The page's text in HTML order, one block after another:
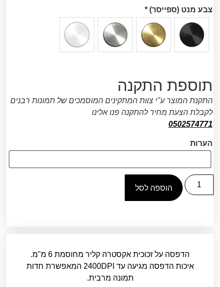
צבע מנט (ספייסר)*
תוספת התקנה
התקנת המוצר ע"י צוות המתקינים המוסמכים של תמונות רבנים
לקבלת הצעת מחיר להתקנה פנו אלינו
0502574771
הערות
הוספה לסל
הדפסה על זכוכית אקסטרה קליר מחוסמת 6 מ"מ.
איכות הדפסה מגיעה עד 2400DPI המאפשרת חדות
תמונה מרבית.